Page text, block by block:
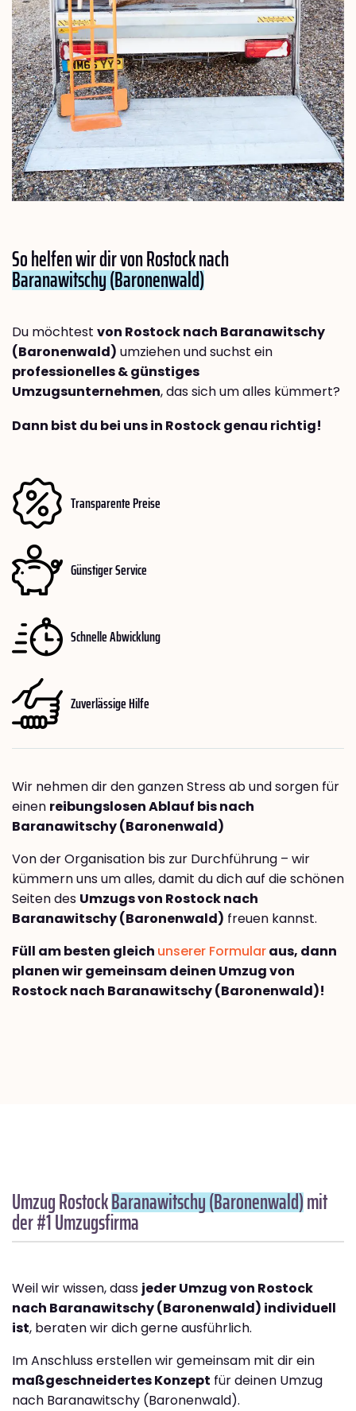
So helfen wir dir von Rostock nach
Baranawitschy (Baronenwald)
Du möchtest von Rostock nach Baranawitschy
(Baronenwald) umziehen und suchst ein
professionelles & günstiges
Umzugsunternehmen, das sich um alles kümmert?
Dann bist du bei uns in Rostock genau richtig!
Transparente Preise
Günstiger Service
Schnelle Abwicklung
Zuverlässige Hilfe
Wir nehmen dir den ganzen Stress ab und sorgen für
einen reibungslosen Ablauf bis nach
Baranawitschy (Baronenwald)
Von der Organisation bis zur Durchführung – wir
kümmern uns um alles, damit du dich auf die schönen
Seiten des Umzugs von Rostock nach
Baranawitschy (Baronenwald) freuen kannst.
Füll am besten gleich unserer Formularaus, dann
planen wir gemeinsam deinen Umzug von
Rostock nach Baranawitschy (Baronenwald)!
Umzug RostockBaranawitschy (Baronenwald)mit
der #1 Umzugsfirma
Weil wir wissen, dass jeder Umzug von Rostock
nach Baranawitschy (Baronenwald) individuell
ist, beraten wir dich gerne ausführlich.
Im Anschluss erstellen wir gemeinsam mit dir ein
maßgeschneidertes Konzept für deinen Umzug
nach Baranawitschy (Baronenwald).